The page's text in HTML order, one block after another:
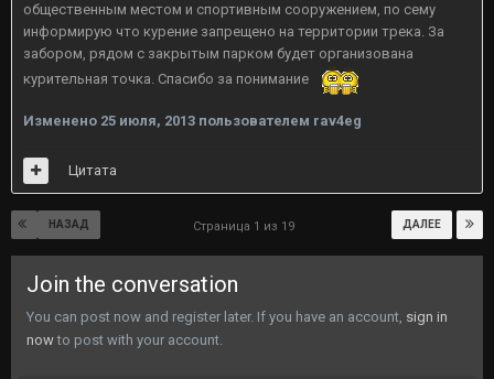
общественным местом и спортивным сооружением, по сему
информирую что курение запрещено на территории трека. За
забором, рядом с закрытым парком будет организована
курительная точка. Спасибо за понимание
Изменено 25 июля, 2013 пользователем rav4eg
Цитата
НАЗАД ДАЛЕЕ
Страница 1 из 19
Join the conversation
You can post now and register later. If you have an account, sign in
nowto post with your account.